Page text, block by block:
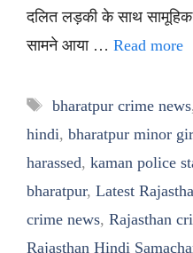
दलित लड़की के साथ
सामने आया … Read more
Tags
bharatpur crime news
hindi, bharatpur minor
harassed, kaman police
bharatpur, Latest
crime news, Rajasthan
Rajasthan Hindi